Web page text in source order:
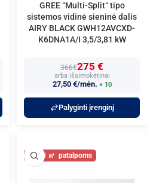
GREE “Multi-Split“ tipo
sistemos vidinė sieninė dalis
AIRY BLACK GWH12AVCXD-
K6DNA1A/I 3,5/3,81 kW
366€275 €
arba išsimokėtinai
27,50 €/mėn. × 10
Palyginti įrenginį
40